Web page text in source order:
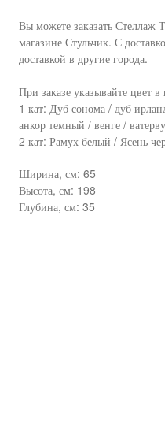
Вы можете заказать Стеллаж
магазине Стульчик. С
доставкой в другие города.
При заказе указывайте цвет
1 кат: Дуб сонома / дуб
анкор темный / венге /
2 кат: Рамух белый / Ясень
Ширина, см: 65
Высота, см: 198
Глубина, см: 35